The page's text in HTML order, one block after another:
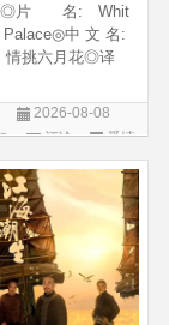
◎片 名: Whit
Palace◎中 文 名:
情挑六月花◎译
之恋 / 白色宫殿◎
年 代: 1990◎
别: 剧情 / 爱
情◎语
2026-08-08
评论
爱情
片